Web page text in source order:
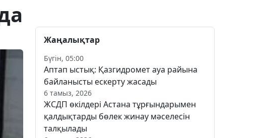
Жаңалықтар
Бүгін, 05:00
Аптап ыстық: Қазгидромет ауа райына
байланысты ескерту жасады
6 тамыз, 2026
ЖСДП өкілдері Астана тұрғындарымен
қалдықтарды бөлек жинау мәселесін
талқылады